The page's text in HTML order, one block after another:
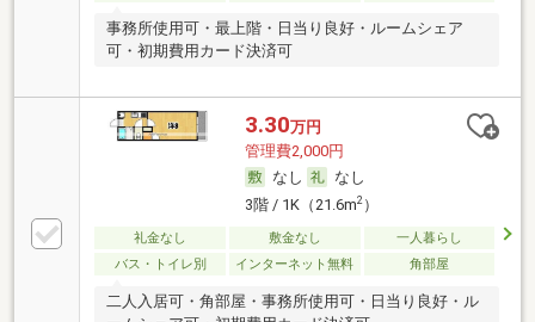
事務所使用可・最上階・日当り良好・ルームシェア
可・初期費用カード決済可
3.30万円
管理費2,000円
なし
なし
3階 / 1K（21.6m2）
礼金なし 敷金なし
一人暮らし
バス・トイレ別
インターネット無料 角部屋
二人入居可・角部屋・事務所使用可・日当り良好・ル